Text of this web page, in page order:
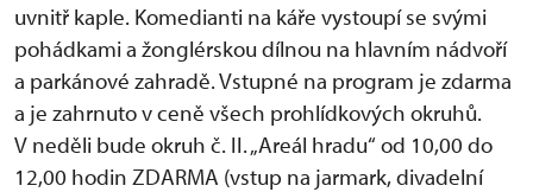
uvnitř kaple. Komedianti na káře vystoupí se svými
pohádkami a žonglérskou dílnou na hlavním nádvoří
a parkánové zahradě. Vstupné na program je zdarma
a je zahrnuto v ceně všech prohlídkových okruhů.
V neděli bude okruh č. II. „Areál hradu“ od 10,00 do
12,00 hodin ZDARMA (vstup na jarmark, divadelní